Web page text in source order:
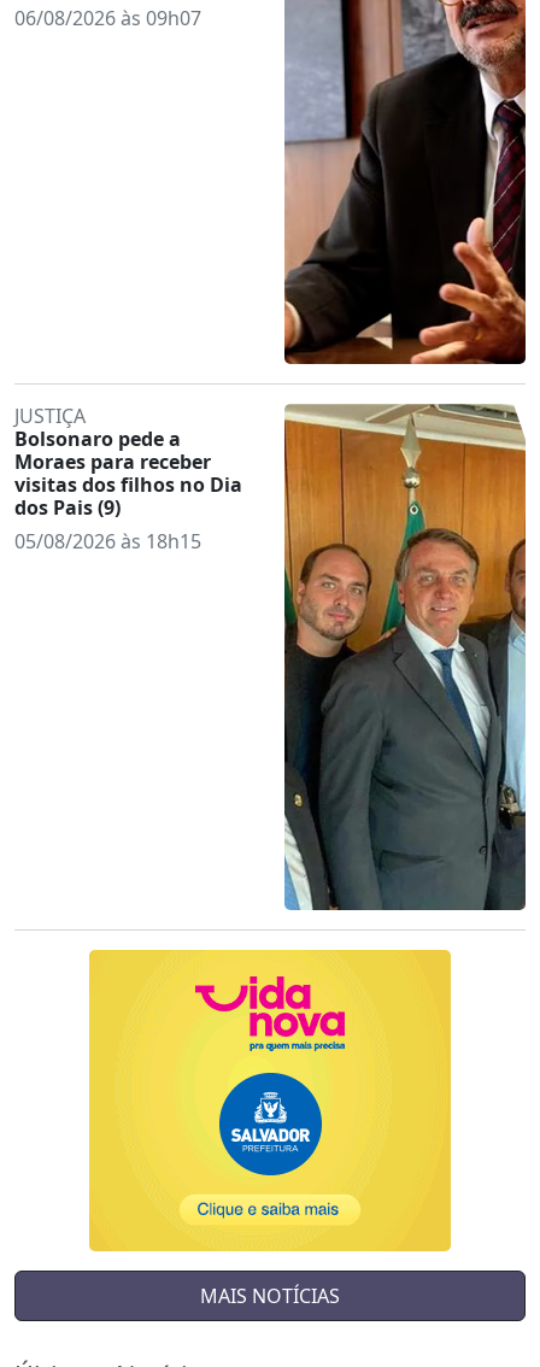
06/08/2026 às 09h07
JUSTIÇA
Bolsonaro pede a
Moraes para receber
visitas dos filhos no Dia
dos Pais (9)
05/08/2026 às 18h15
MAIS NOTÍCIAS